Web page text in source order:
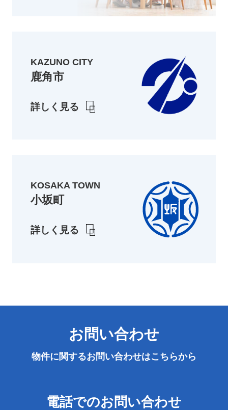
KAZUNO CITY
鹿角市
詳しく見る
KOSAKA TOWN
小坂町
詳しく見る
お問い合わせ
物件に関するお問い合わせはこちらから
電話でのお問い合わせ